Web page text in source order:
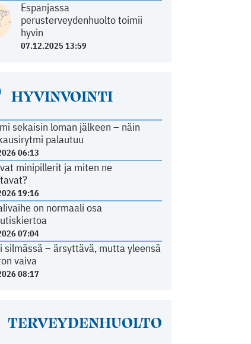
Espanjassa
perusterveydenhuolto toimii
hyvin
07.12.2025 13:59
HYVINVOINTI
sekaisin loman jälkeen – näin
palautuu
06:13
minipillerit ja miten ne
19:16
on normaali osa
07:04
silmässä – ärsyttävä, mutta yleensä
vaiva
08:17
TERVEYDENHUOLTO